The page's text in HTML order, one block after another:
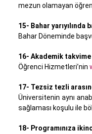
mezun olamayan
15- Bahar
Bahar Döneminde
16- Akademik
Öğrenci Hizmetleri’nin
17- Tezsiz tezli
Üniversitenin aynı
sağlaması koşulu ile
18- Programınıza